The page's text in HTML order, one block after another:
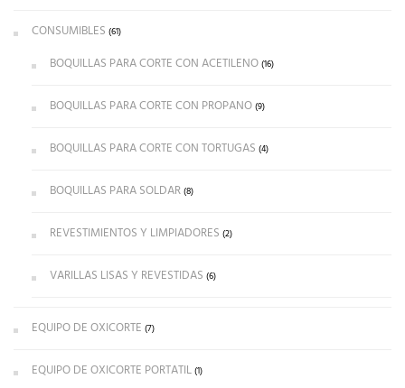
CONSUMIBLES (61)
BOQUILLAS PARA CORTE CON ACETILENO(16)
BOQUILLAS PARA CORTE CON PROPANO(9)
BOQUILLAS PARA CORTE CON TORTUGAS (4)
BOQUILLAS PARA SOLDAR(8)
REVESTIMIENTOS Y LIMPIADORES (2)
VARILLAS LISAS Y REVESTIDAS (6)
EQUIPO DE OXICORTE (7)
EQUIPO DE OXICORTE PORTATIL(1)